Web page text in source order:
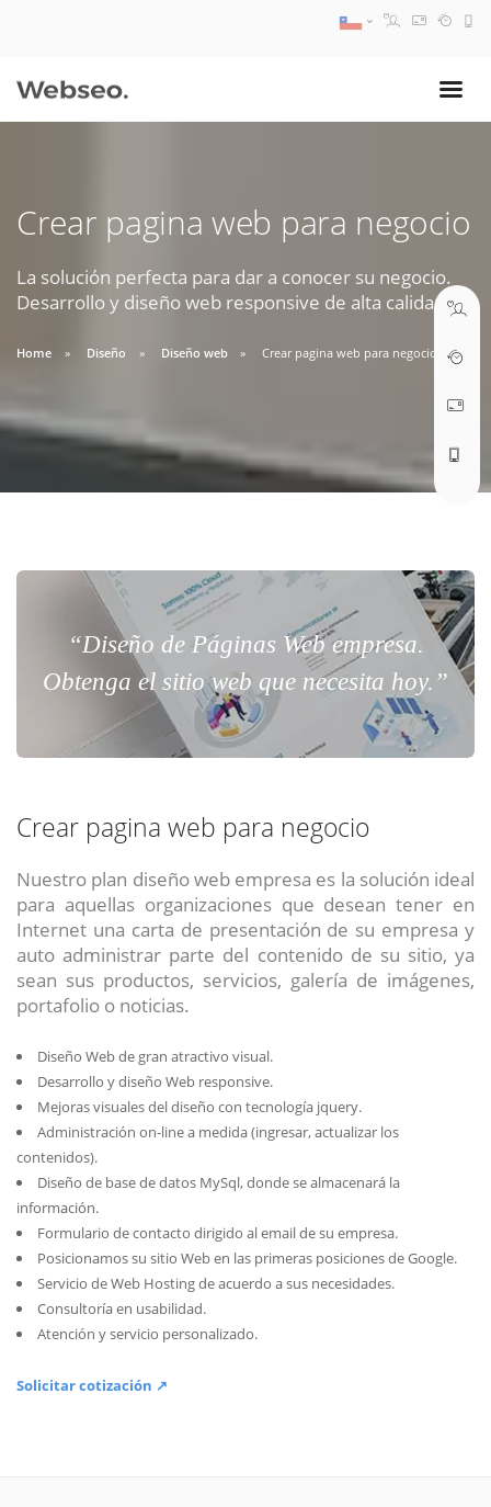
Crear pagina web para negocio
La solución perfecta para dar a conocer su negocio.
Desarrollo y diseño web responsive de alta calidad.
Home Diseño Diseño web Crear pagina web para negocio
“Diseño de Páginas Web empresa.
Obtenga el sitio web que necesita hoy.”
Crear pagina web para negocio
Nuestro plan diseño web empresa es la solución ideal
para aquellas organizaciones que desean tener en
Internet una carta de presentación de su empresa y
auto administrar parte del contenido de su sitio, ya
sean sus productos, servicios, galería de imágenes,
portafolio o noticias.
Diseño Web de gran atractivo visual.
Desarrollo y diseño Web responsive.
Mejoras visuales del diseño con tecnología jquery.
Administración on-line a medida (ingresar, actualizar los
contenidos).
Diseño de base de datos MySql, donde se almacenará la
información.
Formulario de contacto dirigido al email de su empresa.
Posicionamos su sitio Web en las primeras posiciones de Google.
Servicio de Web Hosting de acuerdo a sus necesidades.
Consultoría en usabilidad.
Atención y servicio personalizado.
Solicitar cotización ↗
09:30 AM A 18:30 PM
soporte@webseo.cl